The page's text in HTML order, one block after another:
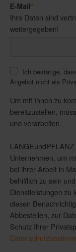
E-Mail*
Ihre Daten sind
weitergegeben!
Ich bestätige,
Angebot nicht als
Um mit Ihnen zu
bereitzustellen,
und verarbeiten.
Unternehmen, um
bei ihrer Arbeit in
behilflich zu sein
Dienstleistungen zu
diesen
Abbestellen, zur
Schutz Ihrer